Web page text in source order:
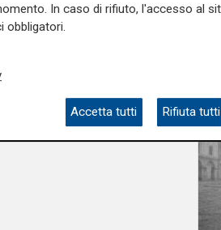
In caso di rifiuto, l'accesso al
obbligatori.
Accetta tutti Rifiuta tutti